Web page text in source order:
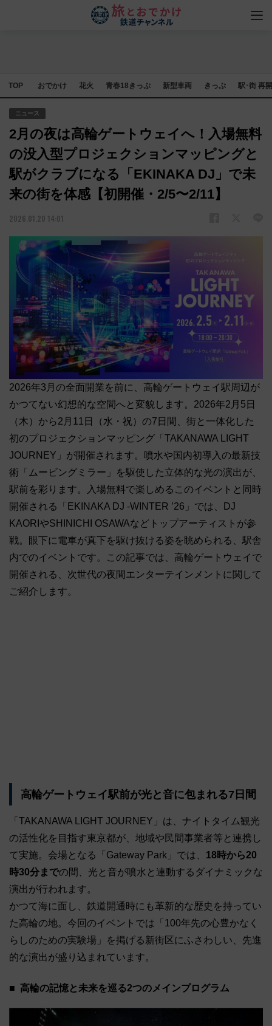
TOP おでかけ 花火 青春18きっぷ 新型車両 きっぷ 駅･街 再
ニュース
2月の夜は高輪ゲートウェイへ！入場無料
の没入型プロジェクションマッピングと
駅がクラブになる「EKINAKA DJ」で未
来の街を体感【初開催・2/5〜2/11】
2026.01.20 14:01
2026年3月の全面開業を前に、高輪ゲートウェイ駅周辺が
かつてない幻想的な空間へと変貌します。2026年2月5日
（木）から2月11日（水・祝）の7日間、街と一体化した
初のプロジェクションマッピング「TAKANAWA LIGHT
JOURNEY」が開催されます。噴水や国内初導入の最新技
術「ムービングミラー」を駆使した立体的な光の演出が、
駅前を彩ります。入場無料で楽しめるこのイベントと同時
開催される「EKINAKA DJ -WINTER ’26」では、DJ
KAORIやSHINICHI OSAWAなどトップアーティストが参
戦。眼下に電⾞が真下を駆け抜ける姿を眺められる、駅舎
内でのイベントです。この記事では、高輪ゲートウェイで
開催される、次世代の夜間エンターテインメントに関して
ご紹介します。
高輪ゲートウェイ駅前が光と音に包まれる7日間
「TAKANAWA LIGHT JOURNEY」は、ナイトタイム観光
の活性化を目指す東京都が、地域や民間事業者等と連携し
て実施。会場となる「Gateway Park」では、 18時から20
時30分までの間、光と音が噴水と連動するダイナミックな
演出が行われます。
かつて海に面し、鉄道開通時にも革新的な歴史を持ってい
た高輪の地。今回のイベントでは「100年先の心豊かなく
らしのための実験場」を掲げる新街区にふさわしい、先進
的な演出が盛り込まれています。
高輪の記憶と未来を巡る2つのメインプログラム